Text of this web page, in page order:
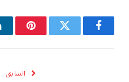
فيسبوكتويتر
السابق